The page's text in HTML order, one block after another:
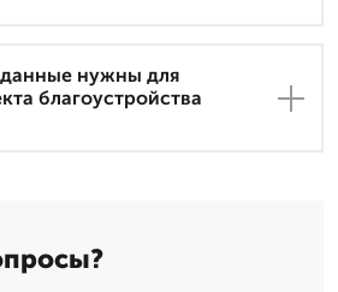
нужны для
благоустройства